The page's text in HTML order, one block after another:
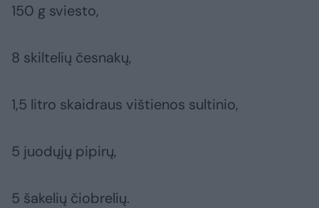
150 g sviesto,
8 skiltelių česnakų,
1,5 litro skaidraus vištienos sultinio,
5 juodųjų pipirų,
5 šakelių čiobrelių.